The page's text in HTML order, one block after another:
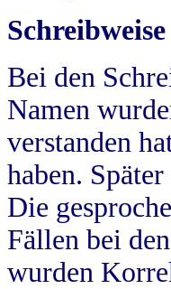
Bei den
Namen
verstanden
haben.
Die
Fällen bei
wurden